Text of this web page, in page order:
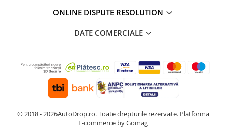
ONLINE DISPUTE RESOLUTION
DATE COMERCIALE
© 2018 - 2026AutoDrop.ro. Toate drepturile rezervate. Platforma
E-commerce by Gomag